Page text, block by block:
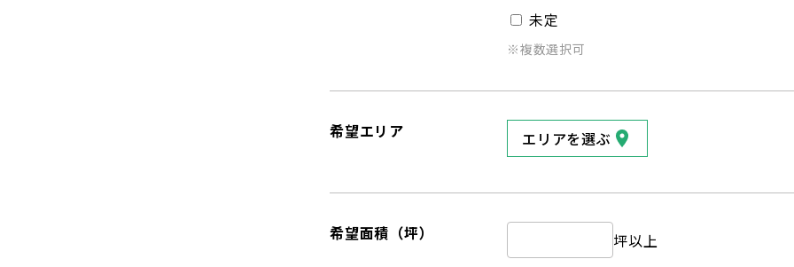
未定
※複数選択可
希望エリア エリアを選ぶ
希望面積（坪） 坪以上